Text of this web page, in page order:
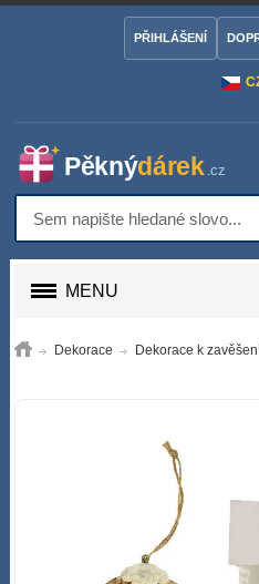
PŘIHLÁŠENÍ
MENU
Dekorace Dekorace k